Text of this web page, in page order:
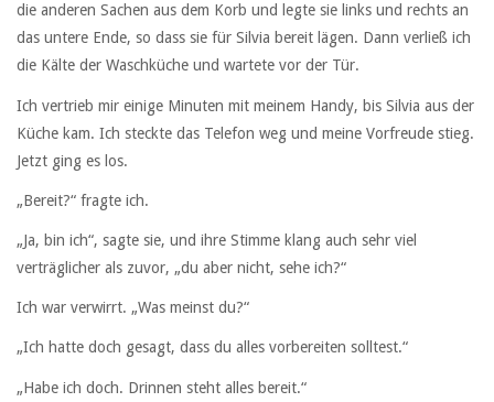
die anderen Sachen aus dem Korb und legte sie links und rechts an
das untere Ende, so dass sie für Silvia bereit lägen. Dann verließ ich
die Kälte der Waschküche und wartete vor der Tür.
Ich vertrieb mir einige Minuten mit meinem Handy, bis Silvia aus der
Küche kam. Ich steckte das Telefon weg und meine Vorfreude stieg.
Jetzt ging es los.
„Bereit?“ fragte ich.
„Ja, bin ich“, sagte sie, und ihre Stimme klang auch sehr viel
verträglicher als zuvor, „du aber nicht, sehe ich?“
Ich war verwirrt. „Was meinst du?“
„Ich hatte doch gesagt, dass du alles vorbereiten solltest.“
„Habe ich doch. Drinnen steht alles bereit.“